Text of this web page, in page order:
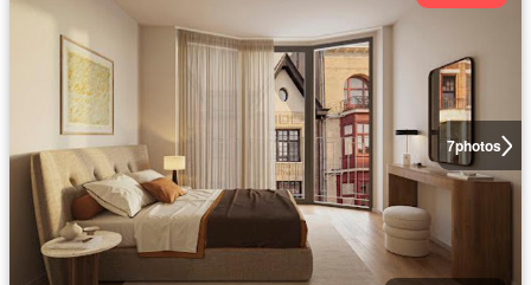
7photos